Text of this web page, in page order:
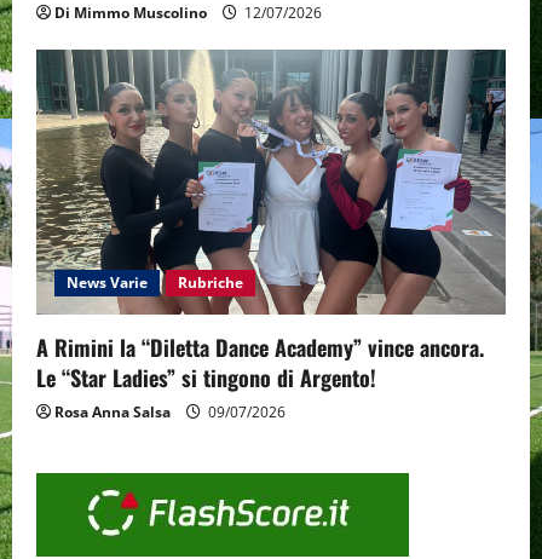
Di Mimmo Muscolino 12/07/2026
News Varie Rubriche
A Rimini la “Diletta Dance Academy” vince ancora.
Le “Star Ladies” si tingono di Argento!
Rosa Anna Salsa 09/07/2026